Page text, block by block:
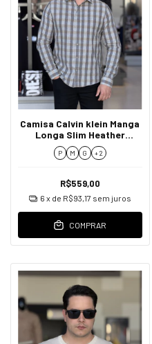
Camisa Calvin klein Manga
Longa Slim Heather
Masculino
P M G + 2
R$559,00
6 x de R$93,17 sem juros
COMPRAR